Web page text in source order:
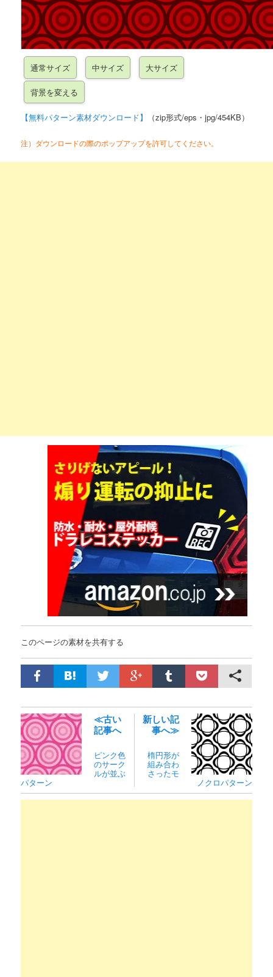
【無料パターン素材ダウンロード】 （zip形式/eps・jpg/454KB）
注）ダウンロードの際のポップアップを許可してください。
このページの素材を共有する
≪古い
記事へ
ピンク色
のサーク
ルが並ぶ
パターン
新しい記
事へ≫
楕円形が
組み合わ
さったモ
ノクロパターン